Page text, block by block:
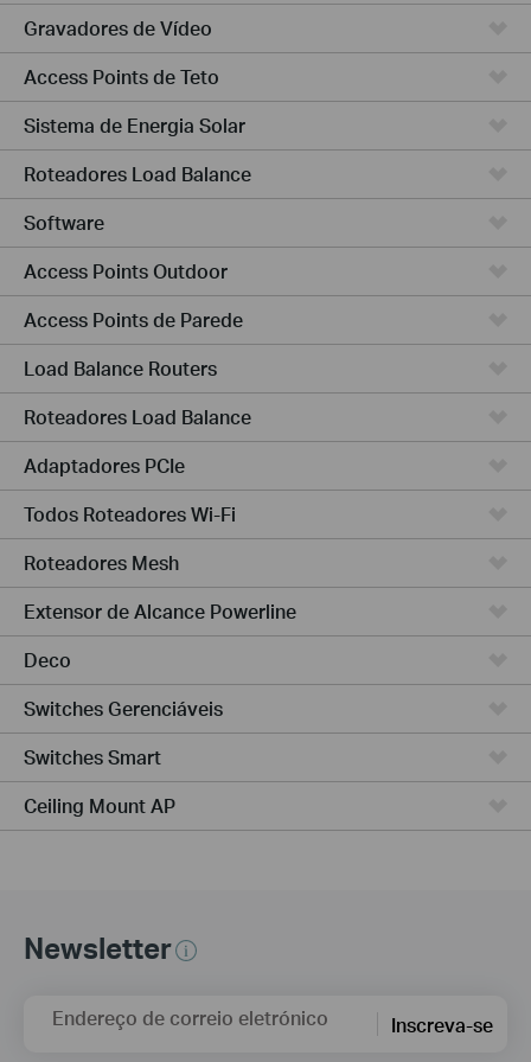
Gravadores de Vídeo
Access Points de Teto
Sistema de Energia Solar
Roteadores Load Balance
Software
Access Points Outdoor
Access Points de Parede
Load Balance Routers
Roteadores Load Balance
Adaptadores PCIe
Todos Roteadores Wi-Fi
Roteadores Mesh
Extensor de Alcance Powerline
Deco
Switches Gerenciáveis
Switches Smart
Ceiling Mount AP
Newsletter
Endereço de correio eletrónico Inscreva-se